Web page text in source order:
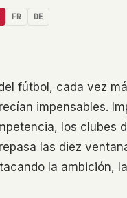
FR DE
fútbol, cada vez
impensables.
los clubes
las diez
la ambición,